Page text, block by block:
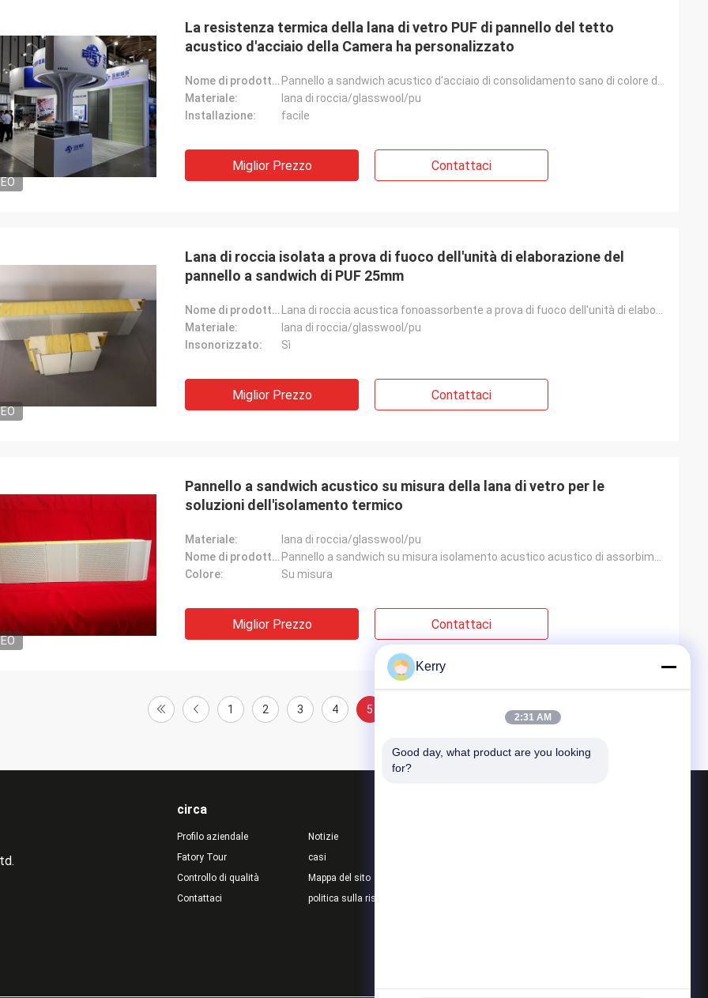
La resistenza termica della lana di vetro PUF di pannello del tetto
acustico d'acciaio della Camera ha personalizzato
Nome di prodotto:
Materiale:
lana di roccia/glasswool/pu
Installazione:
facile
Miglior Prezzo Contattaci
Lana di roccia isolata a prova di fuoco dell'unità di elaborazione del
pannello a sandwich di PUF 25mm
Nome di prodotto:
Materiale:
lana di roccia/glasswool/pu
Insonorizzato:
Sì
Miglior Prezzo Contattaci
Pannello a sandwich acustico su misura della lana di vetro per le
soluzioni dell'isolamento termico
Materiale:
lana di roccia/glasswool/pu
Nome di prodotto:
Colore:
Su misura
Miglior Prezzo Contattaci
1 2 3 4 5
circa
Profilo aziendale
Fatory Tour
Controllo di qualità
Contattaci
Notizie
casi
Mappa del sito
politica sulla riservatezza
Kerry
2:31 AM
Good day, what product are you looking
for?